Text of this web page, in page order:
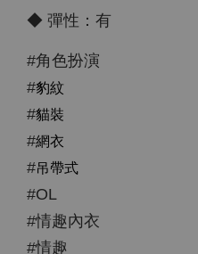
◆ 彈性：有
#角色扮演
#豹紋
#貓裝
#網衣
#吊帶式
#OL
#情趣內衣
#情趣